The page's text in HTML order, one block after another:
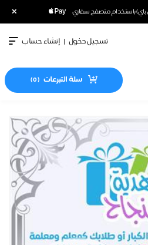
باي) باستخدام متصفح سفاري ×
تسجيل دخول | إنشاء حساب
سلة التبرعات (
0
)